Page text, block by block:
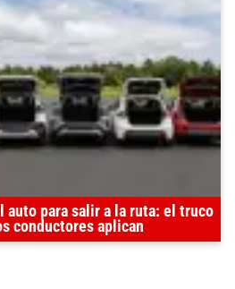
auto para salir a la ruta: el truco
conductores aplican